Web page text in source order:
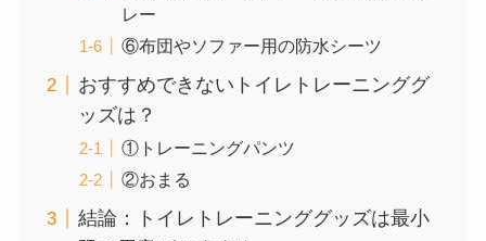
レー
⑥布団やソファー用の防水シーツ
おすすめできないトイレトレーニンググ
ッズは？
①トレーニングパンツ
②おまる
結論：トイレトレーニンググッズは最小